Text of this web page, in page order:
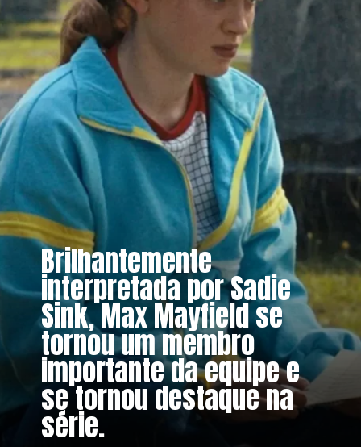
Brilhantemente
interpretada por Sadie
Sink, Max Mayfield se
tornou um membro
importante da equipe e
se tornou destaque na
série.